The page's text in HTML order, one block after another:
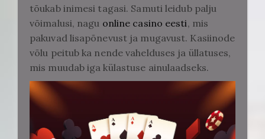
tõukab inimesi tagasi. Samuti leidub palju
võimalusi, nagu online casino eesti, mis
pakuvad lisapõnevust ja mugavust. Kasiinode
võlu peitub ka nende vahelduses ja üllatuses,
mis muudab iga külastuse ainulaadseks.